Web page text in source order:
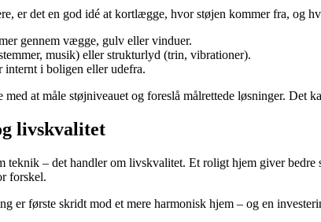
er det en god idé at kortlægge, hvor støjen kommer fra, og
gennem vægge, gulv eller vinduer.
musik) eller strukturlyd (trin, vibrationer).
internt i boligen eller udefra.
at måle støjniveauet og foreslå målrettede løsninger. Det
livskvalitet
– det handler om livskvalitet. Et roligt hjem giver
forskel.
er første skridt mod et mere harmonisk hjem – og en